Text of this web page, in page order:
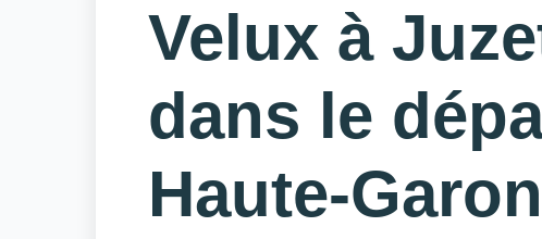
Velux à
dans le
Haute-